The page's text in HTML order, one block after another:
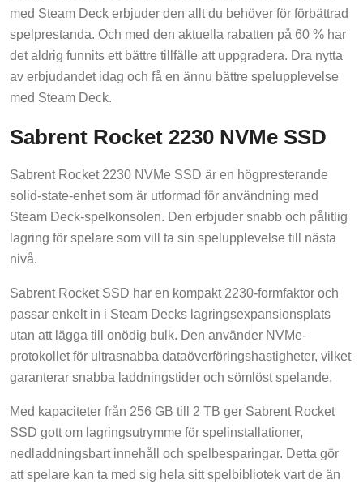
med Steam Deck erbjuder den allt du behöver för förbättrad
spelprestanda. Och med den aktuella rabatten på 60 % har
det aldrig funnits ett bättre tillfälle att uppgradera. Dra nytta
av erbjudandet idag och få en ännu bättre spelupplevelse
med Steam Deck.
Sabrent Rocket 2230 NVMe SSD
Sabrent Rocket 2230 NVMe SSD är en högpresterande
solid-state-enhet som är utformad för användning med
Steam Deck-spelkonsolen. Den erbjuder snabb och pålitlig
lagring för spelare som vill ta sin spelupplevelse till nästa
nivå.
Sabrent Rocket SSD har en kompakt 2230-formfaktor och
passar enkelt in i Steam Decks lagringsexpansionsplats
utan att lägga till onödig bulk. Den använder NVMe-
protokollet för ultrasnabba dataöverföringshastigheter, vilket
garanterar snabba laddningstider och sömlöst spelande.
Med kapaciteter från 256 GB till 2 TB ger Sabrent Rocket
SSD gott om lagringsutrymme för spelinstallationer,
nedladdningsbart innehåll och spelbesparingar. Detta gör
att spelare kan ta med sig hela sitt spelbibliotek vart de än